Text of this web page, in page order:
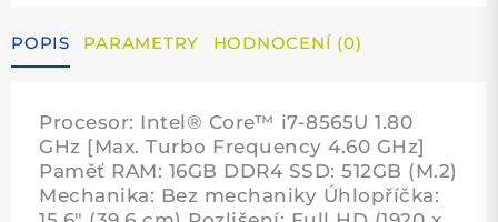
POPIS PARAMETRY HODNOCENÍ (0)
Procesor: Intel® Core™ i7-8565U 1.80
GHz [Max. Turbo Frequency 4.60 GHz]
Paměť RAM: 16GB DDR4 SSD: 512GB (M.2)
Mechanika: Bez mechaniky Úhlopříčka: